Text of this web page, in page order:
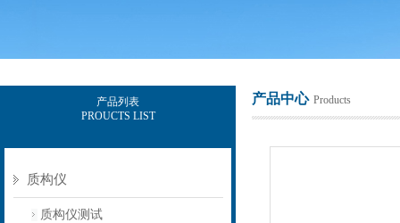
产品列表
PROUCTS LIST
质构仪
质构仪测试
产品中心 Products